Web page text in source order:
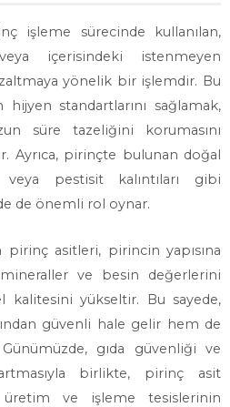
işleme sürecinde kullanılan,
içerisindeki istenmeyen
yönelik bir işlemdir. Bu
standartlarını sağlamak,
süre tazeliğini korumasını
Ayrıca, pirinçte bulunan doğal
pestisit kalıntıları gibi
de önemli rol oynar.
pirinç asitleri, pirincin yapısına
ve besin değerlerini
kalitesini yükseltir. Bu sayede,
güvenli hale gelir hem de
gıda güvenliği ve
birlikte, pirinç asit
ve işleme tesislerinin